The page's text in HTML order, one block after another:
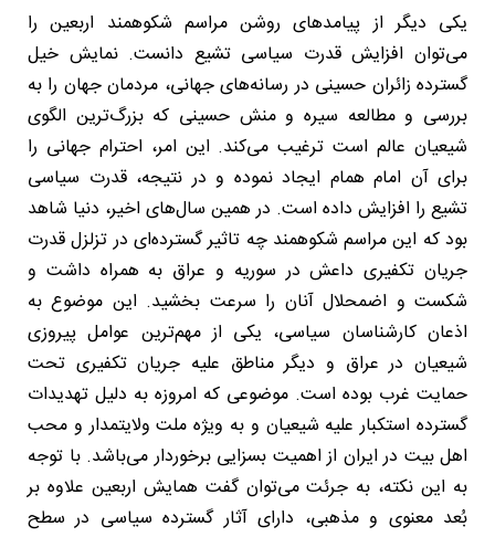
یکی دیگر از پیامدهای روشن مراسم شکوهمند اربعین را
می‌توان افزایش قدرت سیاسی تشیع دانست. نمایش خیل
گسترده زائران حسینی در رسانه‌های جهانی، مردمان جهان را به
بررسی و مطالعه سیره و منش حسینی که بزرگ‌ترین الگوی
شیعیان عالم است ترغیب می‌کند. این امر، احترام جهانی را
برای آن امام همام ایجاد نموده و در نتیجه، قدرت سیاسی
تشیع را افزایش داده است. در همین سال‌های اخیر، دنیا شاهد
بود که این مراسم شکوهمند چه تاثیر گسترده‌ای در تزلزل قدرت
جریان تکفیری داعش در سوریه و عراق به همراه داشت و
شکست و اضمحلال آنان را سرعت بخشید. این موضوع به
اذعان کارشناسان سیاسی، یکی از مهم‌ترین عوامل پیروزی
شیعیان در عراق و دیگر مناطق علیه جریان تکفیری تحت
حمایت غرب بوده است. موضوعی که امروزه به دلیل تهدیدات
گسترده استکبار علیه شیعیان و به ویژه ملت ولایتمدار و محب
اهل بیت در ایران از اهمیت بسزایی برخوردار می‌باشد. با توجه
به این نکته، به جرئت می‌توان گفت همایش اربعین علاوه بر
بُعد معنوی و مذهبی، دارای آثار گسترده سیاسی در سطح